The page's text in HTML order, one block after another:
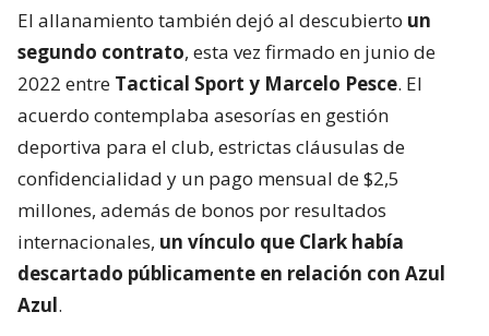
El allanamiento también dejó al descubierto un
segundo contrato, esta vez firmado en junio de
2022 entre Tactical Sport y Marcelo Pesce. El
acuerdo contemplaba asesorías en gestión
deportiva para el club, estrictas cláusulas de
confidencialidad y un pago mensual de $2,5
millones, además de bonos por resultados
internacionales, un vínculo que Clark había
descartado públicamente en relación con Azul
Azul.